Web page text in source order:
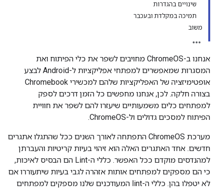
שינויים בהגדרות
תמיכה במקלדת ובעכבר
משוב
אנחנו ב-ChromeOS מחויבים לשפר את כלי הפיתוח ואת
המסגרות שמאפשרים למפתחי אפליקציות ל-Android לבצע
אופטימיזציה של האפליקציות שלהם למכשירי Chromebook
בצורה חלקה. לכן, אנחנו מחפשים כל הזמן דרכים לספק
למפתחים כלים משמעותיים שיעזרו להם לשפר את חוויית
הפיתוח למסכים גדולים ול-ChromeOS.
מערכת ChromeOS התפתחה לאורך השנים ככל שהתגלו אתגרים
חדשים. אחד האתגרים האלה הוא זיהוי בעיות קריטיות והעברתן
למהנדסים מוקדם ככל האפשר. כללי ה-Lint הם הבסיס לאיכות,
כי הם מספקים למפתחים אותות אזהרה לגבי בעיות שיתעוררו אם
לא יטפלו בהן. כללי ה-lint המעודכנים שלנו מספקים למפתחים